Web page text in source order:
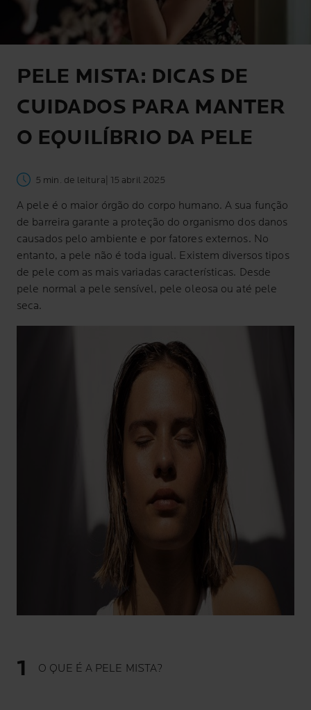
PELE MISTA: DICAS DE
CUIDADOS PARA MANTER
O EQUILÍBRIO DA PELE
5 min. de leitura | 15 abril 2025
A pele é o maior órgão do corpo humano. A sua função
de barreira garante a proteção do organismo dos danos
causados pelo ambiente e por fatores externos. No
entanto, a pele não é toda igual. Existem diversos tipos
de pele com as mais variadas características. Desde
pele normal a pele sensível, pele oleosa ou até pele
seca.
O QUE É A PELE MISTA?